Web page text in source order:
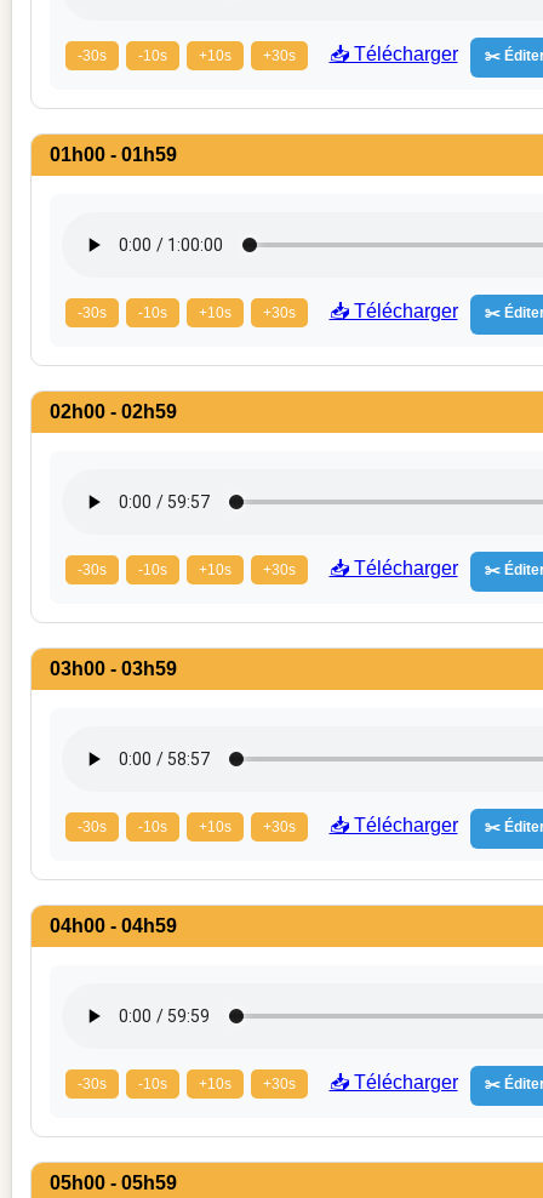
-30s -10s +10s +30s 📥 Télécharger ✂️
01h00 - 01h59
-30s -10s +10s +30s 📥 Télécharger ✂️
02h00 - 02h59
-30s -10s +10s +30s 📥 Télécharger ✂️
03h00 - 03h59
-30s -10s +10s +30s 📥 Télécharger ✂️
04h00 - 04h59
-30s -10s +10s +30s 📥 Télécharger ✂️
05h00 - 05h59